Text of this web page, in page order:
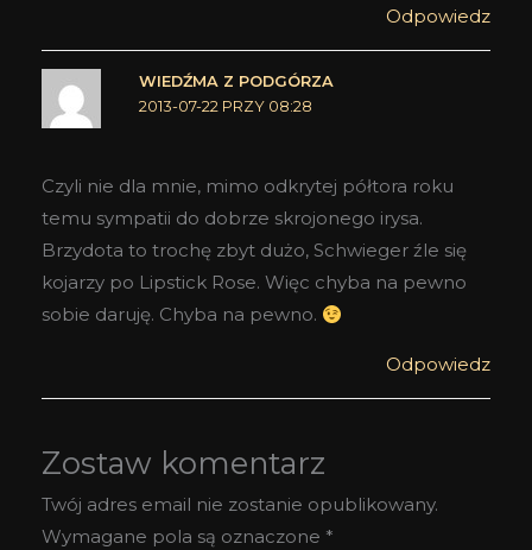
Odpowiedz
WIEDŹMA Z PODGÓRZA
2013-07-22 PRZY 08:28
Czyli nie dla mnie, mimo odkrytej półtora roku
temu sympatii do dobrze skrojonego irysa.
Brzydota to trochę zbyt dużo, Schwieger źle się
kojarzy po Lipstick Rose. Więc chyba na pewno
sobie daruję. Chyba na pewno.
Odpowiedz
Zostaw komentarz
Twój adres email nie zostanie opublikowany.
Wymagane pola są oznaczone *